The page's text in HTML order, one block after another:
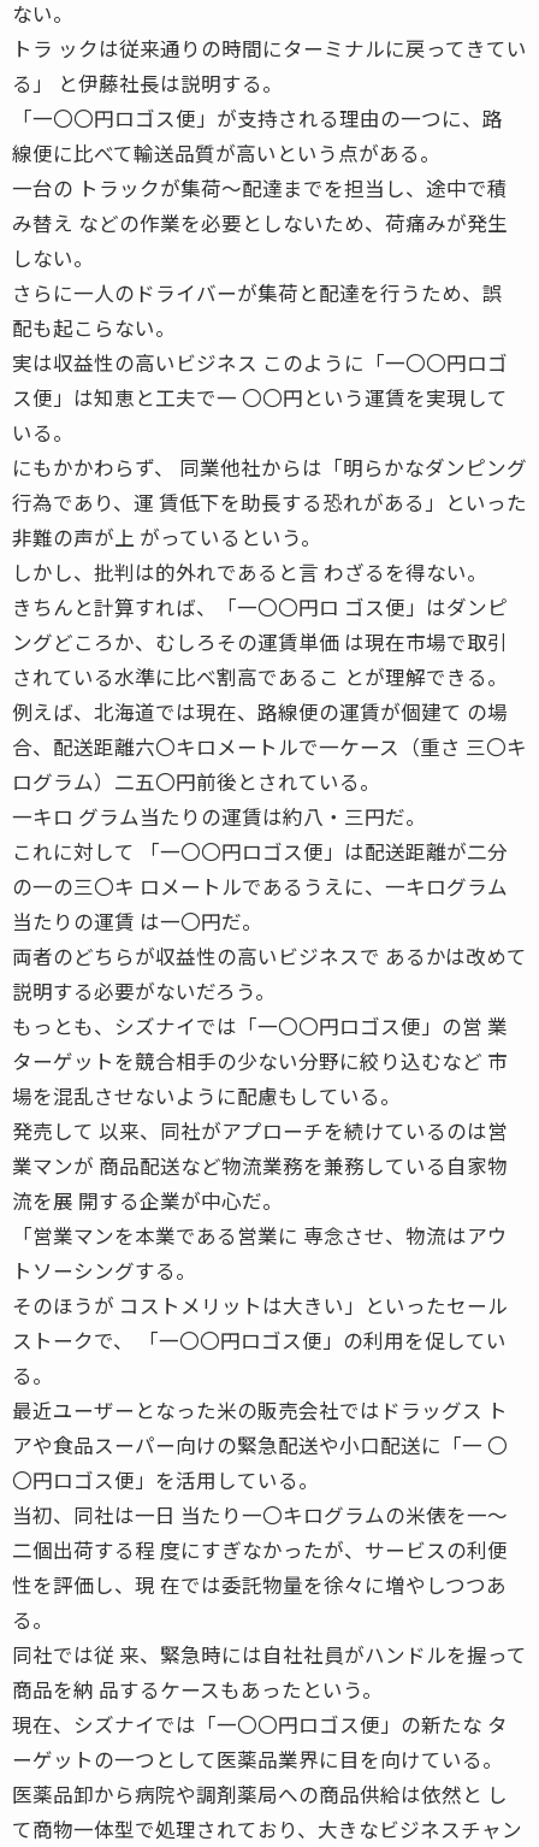
ない。
トラ ックは従来通りの時間にターミナルに戻ってきてい
る」 と伊藤社長は説明する。
「一〇〇円ロゴス便」が支持される理由の一つに、路
線便に比べて輸送品質が高いという点がある。
一台の トラックが集荷〜配達までを担当し、途中で積
み替え などの作業を必要としないため、荷痛みが発生
しない。
さらに一人のドライバーが集荷と配達を行うため、誤
配も起こらない。
実は収益性の高いビジネス このように「一〇〇円ロゴ
ス便」は知恵と工夫で一 〇〇円という運賃を実現して
いる。
にもかかわらず、 同業他社からは「明らかなダンピング
行為であり、運 賃低下を助長する恐れがある」といった
非難の声が上 がっているという。
しかし、批判は的外れであると言 わざるを得ない。
きちんと計算すれば、「一〇〇円ロ ゴス便」はダンピ
ングどころか、むしろその運賃単価 は現在市場で取引
されている水準に比べ割高であるこ とが理解できる。
例えば、北海道では現在、路線便の運賃が個建て の場
合、配送距離六〇キロメートルで一ケース（重さ 三〇キ
ログラム）二五〇円前後とされている。
一キロ グラム当たりの運賃は約八・三円だ。
これに対して 「一〇〇円ロゴス便」は配送距離が二分
の一の三〇キ ロメートルであるうえに、一キログラム
当たりの運賃 は一〇円だ。
両者のどちらが収益性の高いビジネスで あるかは改めて
説明する必要がないだろう。
もっとも、シズナイでは「一〇〇円ロゴス便」の営 業
ターゲットを競合相手の少ない分野に絞り込むなど 市
場を混乱させないように配慮もしている。
発売して 以来、同社がアプローチを続けているのは営
業マンが 商品配送など物流業務を兼務している自家物
流を展 開する企業が中心だ。
「営業マンを本業である営業に 専念させ、物流はアウ
トソーシングする。
そのほうが コストメリットは大きい」といったセール
ストークで、 「一〇〇円ロゴス便」の利用を促してい
る。
最近ユーザーとなった米の販売会社ではドラッグス ト
アや食品スーパー向けの緊急配送や小口配送に「一 〇
〇円ロゴス便」を活用している。
当初、同社は一日 当たり一〇キログラムの米俵を一〜
二個出荷する程 度にすぎなかったが、サービスの利便
性を評価し、現 在では委託物量を徐々に増やしつつあ
る。
同社では従 来、緊急時には自社社員がハンドルを握って
商品を納 品するケースもあったという。
現在、シズナイでは「一〇〇円ロゴス便」の新たな タ
ーゲットの一つとして医薬品業界に目を向けている。
医薬品卸から病院や調剤薬局への商品供給は依然と し
て商物一体型で処理されており、大きなビジネスチャン